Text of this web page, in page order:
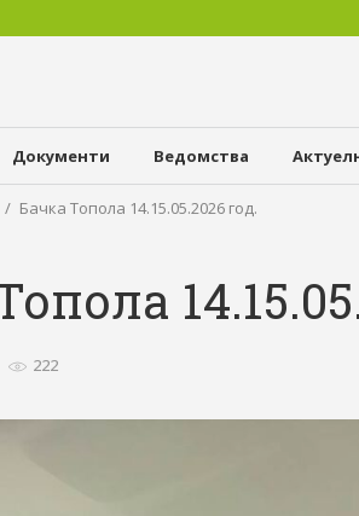
Документи Ведомства
Бачка Топола 14.15.05.2026 год.
222